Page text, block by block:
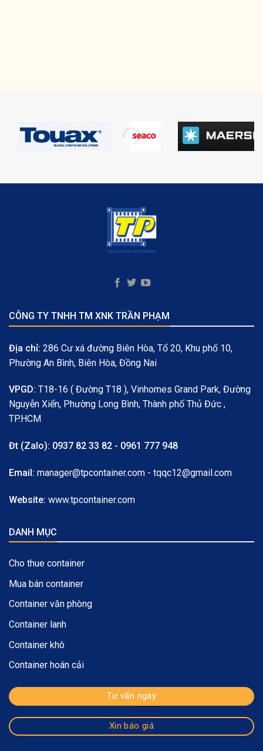
CÔNG TY TNHH TM XNK TRẦN PHẠM
Địa chỉ: 286 Cư xá đường Biên Hòa, Tổ 20, Khu phố 10,
Phường An Bình, Biên Hòa, Đồng Nai
VPGD: T18-16 ( Đường T18 ), Vinhomes Grand Park, Đường
Nguyễn Xiển, Phường Long Bình, Thành phố Thủ Đức ,
TP.HCM
Đt (Zalo): 0937 82 33 82 - 0961 777 948
Email: manager@tpcontainer.com - tqqc12@gmail.com
Website: www.tpcontainer.com
DANH MỤC
Cho thue container
Mua bán container
Container văn phòng
Container lanh
Container khô
Container hoán cải
Tư vấn ngay
Xin báo giá